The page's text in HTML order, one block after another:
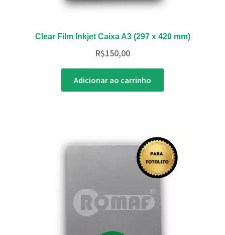
Clear Film Inkjet Caixa A3 (297 x 420 mm)
R$150,00
Adicionar ao carrinho